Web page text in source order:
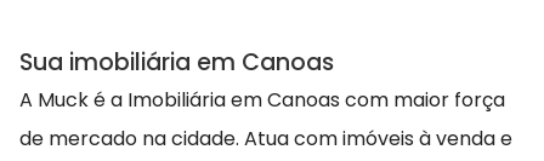
Sua imobiliária em Canoas
A Muck é a Imobiliária em Canoas com maior força
de mercado na cidade. Atua com imóveis à venda e